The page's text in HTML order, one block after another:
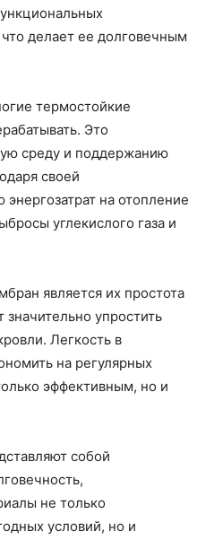
делает ее долговечным
термостойкие
Это
среду и поддержанию
своей
на отопление
углекислого газа и
является их простота
упростить
Легкость в
на регулярных
эффективным, но и
собой
не только
условий, но и